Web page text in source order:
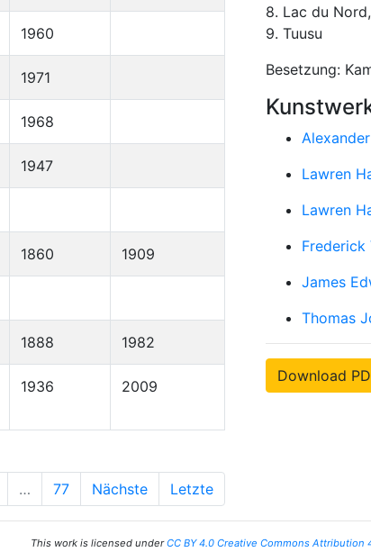
1960
1971
1968
1947
1860 1909
1888 1982
1936 2009
… 77 Nächste Letzte
8. Lac du
9. Tuusu
Besetzung:
Lawren
Lawren
Frederick
James
Thomas
Download
This work is licensed underCC BY 4.0 Creative Commons Attribution